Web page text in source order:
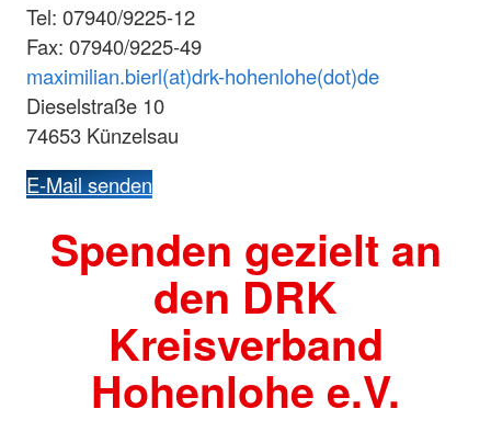
Tel: 07940/9225-12
Fax: 07940/9225-49
maximilian.bierl(at)drk-hohenlohe(dot)de
Dieselstraße 10
74653 Künzelsau
E-Mail senden
Spenden gezielt an
den DRK
Kreisverband
Hohenlohe e.V.